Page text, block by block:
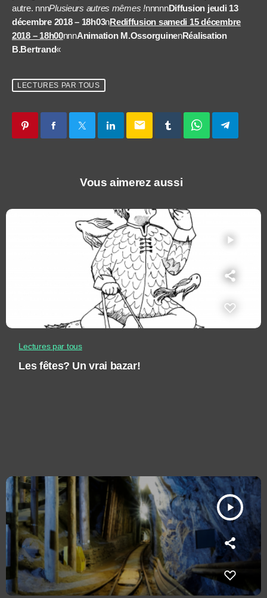
autre. nnnPlusieurs autres mêmes !nnnnnDiffusion jeudi 13
décembre 2018 – 18h03nRediffusion samedi 15 décembre
2018 – 18h00nnnAnimation M.OssorguinenRéalisation
B.Bertrand«
LECTURES PAR TOUS
email
Vous aimerez aussi
play_arrow
Lectures par tous
Les fêtes? Un vrai bazar!
play_arrow